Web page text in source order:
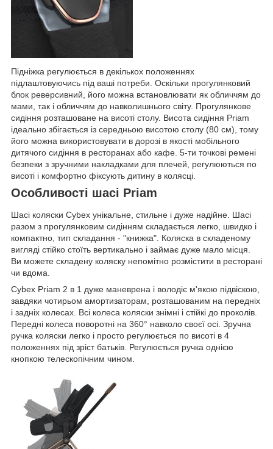
Підніжка регулюється в декількох положеннях
підлаштовуючись під ваші потреби. Оскільки прогулянковий
блок реверсивний, його можна встановлювати як обличчям до
мами, так і обличчям до навколишнього світу. Прогулянкове
сидіння розташоване на висоті столу. Висота сидіння Priam
ідеально збігається із середньою висотою столу (80 см), тому
його можна використовувати в дорозі в якості мобільного
дитячого сидіння в ресторанах або кафе. 5-ти точкові ремені
безпеки з зручними накладками для плечей, регулюються по
висоті і комфортно фіксують дитину в колясці.
Особливості шасі Priam
Шасі коляски Cybex унікальне, стильне і дуже надійне. Шасі
разом з прогулянковим сидінням складається легко, швидко і
компактно, тип складання - "книжка". Коляска в складеному
вигляді стійко стоїть вертикально і займає дуже мало місця.
Ви можете складену коляску непомітно розмістити в ресторані
чи вдома.
Cybex Priam 2 в 1 дуже маневрена і володіє м'якою підвіскою,
завдяки чотирьом амортизаторам, розташованим на передніх
і задніх колесах. Всі колеса коляски знімні і стійкі до проколів.
Передні колеса поворотні на 360° навколо своєї осі. Зручна
ручка коляски легко і просто регулюється по висоті в 4
положеннях під зріст батьків. Регулюється ручка однією
кнопкою телескопічним чином.